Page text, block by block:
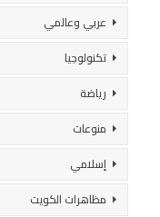
عربي وعالمي
تكنولوجيا
رياضة
منوعات
إسلامي
مظاهرات الكويت